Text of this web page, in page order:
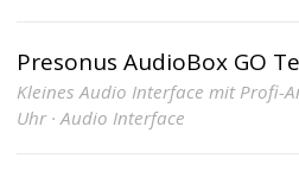
Presonus AudioBox GO
Kleines Audio Interface mit Profi-
Uhr · Audio Interface